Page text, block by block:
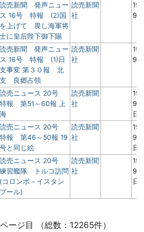
読売新聞 発声ニュー
ス 16号 特報 (2)国
を上げて 畏し海軍将
士に皇后陛下御下賜
読売新聞
社
9
読売新聞 発声ニュー
ス 16号 特報 (1)日
支事変 第３０報 北
支 良郷占領
読売新聞
社
9
読売ニュース 20号
特報 第51～60報 上
海
読売新聞
社
9
日
読売ニュース 20号
特報 第46～50報 19
号と同じ絵
読売新聞
社
9
日
読売ニュース 20号
練習艦隊 トルコ訪問
(コロンボ－イスタン
ブール)
読売新聞
社
9
日
ージ目 （総数：12265件）